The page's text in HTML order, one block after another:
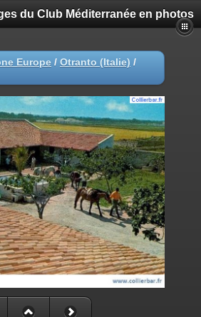
du Club Méditerranée en photos
Europe / Otranto (Italie) /